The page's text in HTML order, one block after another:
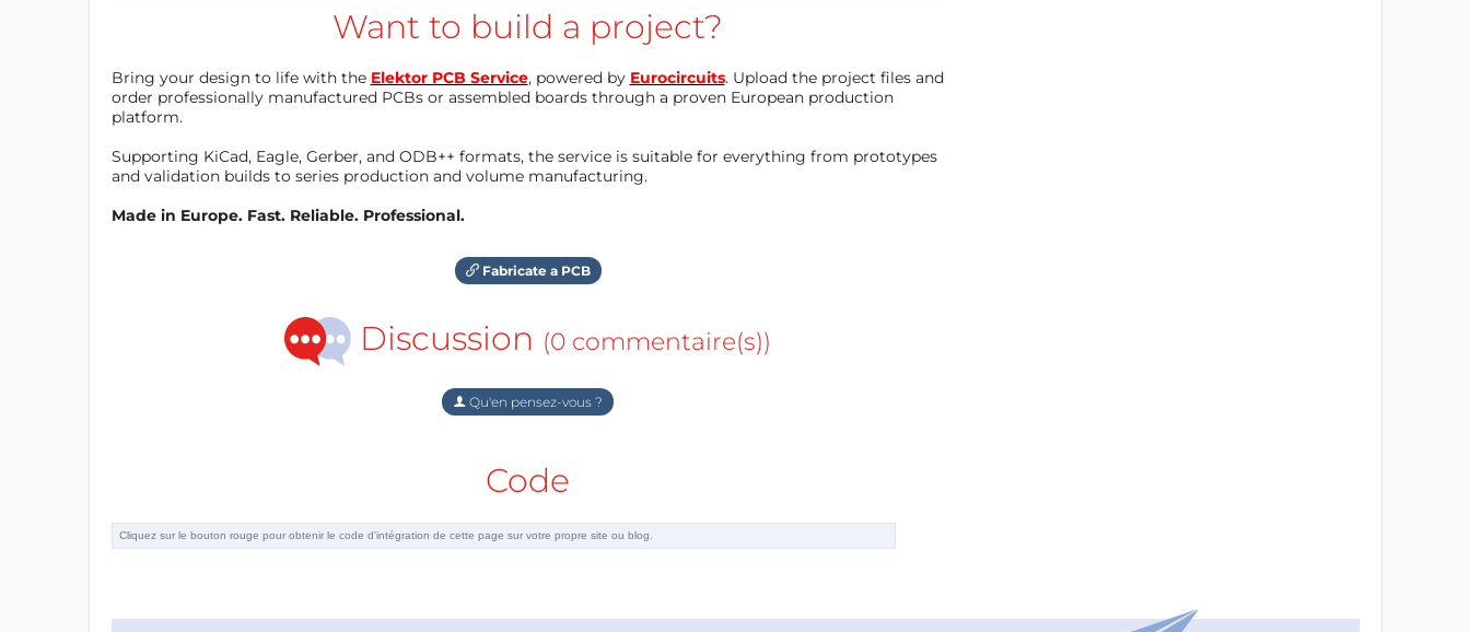
Want to build a project?
Bring your design to life with the Elektor PCB Service, powered by Eurocircuits. Upload the project files and
order professionally manufactured PCBs or assembled boards through a proven European production
platform.
Supporting KiCad, Eagle, Gerber, and ODB++ formats, the service is suitable for everything from prototypes
and validation builds to series production and volume manufacturing.
Made in Europe. Fast. Reliable. Professional.
Fabricate a PCB
Discussion (0 commentaire(s))
Qu'en pensez-vous ?
Code